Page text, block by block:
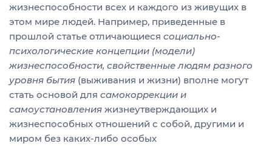
жизнеспособности всех и каждого из живущих в
этом мире людей. Например, приведенные в
прошлой статье отличающиеся социально-
психологические концепции (модели)
жизнеспособности, свойственные людям разного
уровня бытия (выживания и жизни) вполне могут
стать основой для самокоррекции и
самоустановления жизнеутверждающих и
жизнеспособных отношений с собой, другими и
миром без каких-либо особых